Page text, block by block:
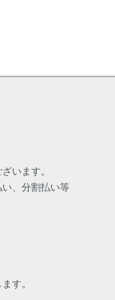
います。
、分割払い等
す。